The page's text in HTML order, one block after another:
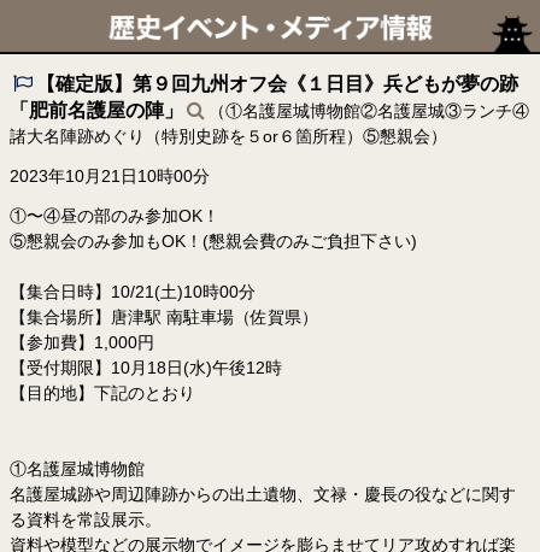
【確定版】第９回九州オフ会《１日目》兵どもが夢の跡
「肥前名護屋の陣」
（①名護屋城博物館②名護屋城③ランチ④
諸大名陣跡めぐり（特別史跡を５or６箇所程）⑤懇親会）
2023年10月21日10時00分
①〜④昼の部のみ参加OK！
⑤懇親会のみ参加もOK！(懇親会費のみご負担下さい)
【集合日時】10/21(土)10時00分
【集合場所】唐津駅 南駐車場（佐賀県）
【参加費】1,000円
【受付期限】10月18日(水)午後12時
【目的地】下記のとおり
①名護屋城博物館
名護屋城跡や周辺陣跡からの出土遺物、文禄・慶長の役などに関す
る資料を常設展示。
資料や模型などの展示物でイメージを膨らませてリア攻めすれば楽